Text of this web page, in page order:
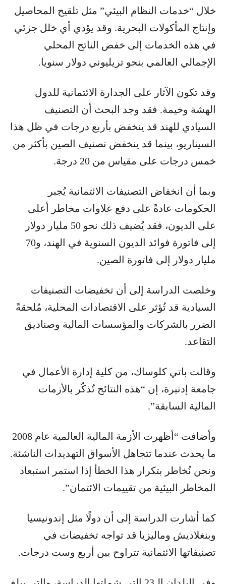
خلال “خدمات النظام البيئي” مثل تلقيح المحاصيل
وإنتاج المأكولات البحرية. وقد يؤدي أي خلل جزئي
في هذه الخدمات إلى خفض الناتج المحلي
الإجمالي العالمي بنحو تريليوني دولار سنويا.
وقد تكون الآثار على الجدارة الائتمانية للدول
الهشة وخيمة. فقد وجد البحث أن التصنيف
السيادي للهند قد ينخفض بأربع درجات في ظل هذا
السيناريو، بينما قد ينخفض تصنيف الصين بأكثر من
خمس درجات على مقياس من 20 درجة.
وبما أن انخفاض التصنيفات الائتمانية يُجبر
الحكومات عادةً على دفع علاوات مخاطر أعلى
على الديون، فقد يُضيف ذلك نحو 50 مليار دولار
إلى فاتورة فوائد الديون السنوية في الهند، و70
مليار دولار إلى فاتورة الصين.
وخلصت الدراسة إلى أن تخفيضات التصنيفات
السيادية قد تُؤثر على الاقتصادات المحلية، مُلحقةً
الضرر بالشركات والمؤسسات المالية وصناديق
التقاعد.
وقالت باتي كلوساك، من كلية إدارة الأعمال في
جامعة إدنبرة، إن “هذه النتائج تُذكّر بالأزمات
المالية السابقة”.
وأضافت “أظهرت الأزمة المالية العالمية عام 2008
ما يحدث عندما تتجاهل الأسواق التهديدات الناشئة.
ونحن نُخاطر بتكرار هذا الخطأ إذا استمر استبعاد
المخاطر البيئية من تقييمات الائتمان”.
كما أشارت الدراسة إلى أن دولًا مثل إندونيسيا
وبنغلاديش وماليزيا قد تواجه تخفيضات في
تصنيفاتها الائتمانية تتراوح بين أربع وست درجات.